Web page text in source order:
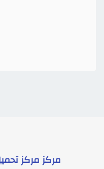
مركزمركز